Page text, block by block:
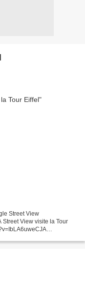
Street View
Street View visite la Tour